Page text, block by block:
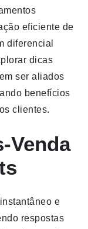
eficiente de
diferencial
dicas
ser aliados
benefícios
clientes.
Venda
e
respostas